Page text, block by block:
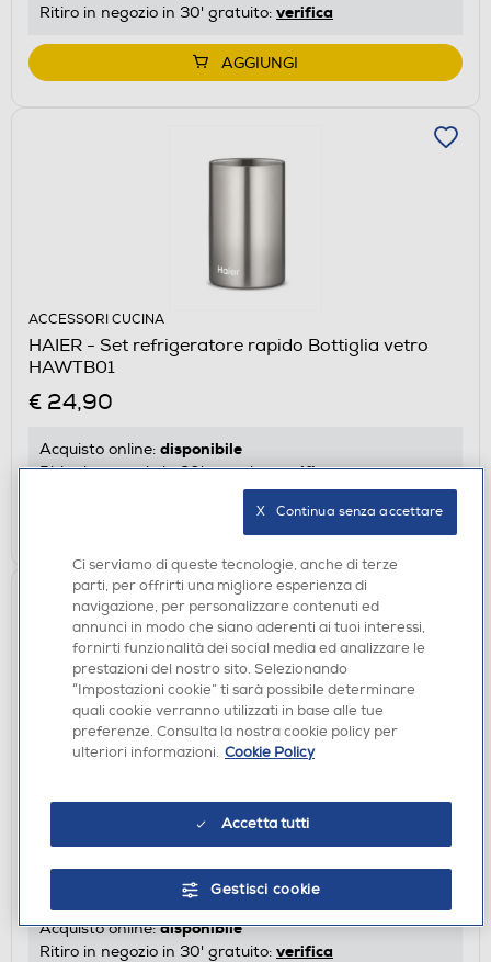
Ritiro in negozio in 30' gratuito: verifica
AGGIUNGI
ACCESSORI CUCINA
HAIER - Set refrigeratore rapido Bottiglia vetro
HAWTB01
€ 24,90
Acquisto online: disponibile
Ritiro in negozio in 30' gratuito:verifica
PHILIPS - ACC. 2IN1 COTTURA VAPORE
HD9960/00 - AIRFRYER 8.3L
Acquisto online:disponibile
Ritiro in negozio in 30' gratuito: verifica
Ci serviamo di queste tecnologie, anche di terze
parti, per offrirti una migliore esperienza di
navigazione, per personalizzare contenuti ed
annunci in modo che siano aderenti ai tuoi interessi,
fornirti funzionalità dei social media ed analizzare le
prestazioni del nostro sito. Selezionando
“Impostazioni cookie” ti sarà possibile determinare
quali cookie verranno utilizzati in base alle tue
preferenze. Consulta la nostra cookie policy per
ulteriori informazioni. Cookie Policy
Accetta tutti
Gestisci cookie
X   Continua senza accettare